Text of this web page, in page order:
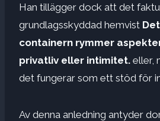
Han tillägger dock att det
grundlagsskyddad hemvist
containern rymmer
privatliv eller intimitet. eller,
det fungerar som ett stöd för
Av denna anledning antyder